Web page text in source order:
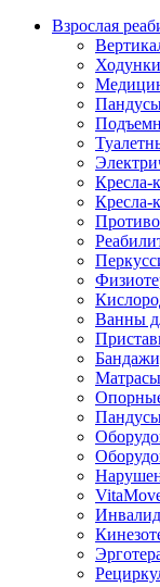
Взрослая
Ходунки
Кресла-
Кресла-
Ванны